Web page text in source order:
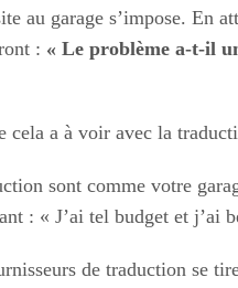
au garage s’impose. En
: « Le problème a-t-il
cela a à voir avec la
sont comme votre
: « J’ai tel budget et j’ai
de traduction se